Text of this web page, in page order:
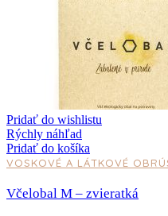
Pridať do wishlistu
Rýchly náhľad
Pridať do košíka
VOSKOVÉ A LÁTKOVÉ
Včelobal M – zvieratká